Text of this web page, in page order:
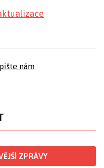
nám
ZPRÁVY